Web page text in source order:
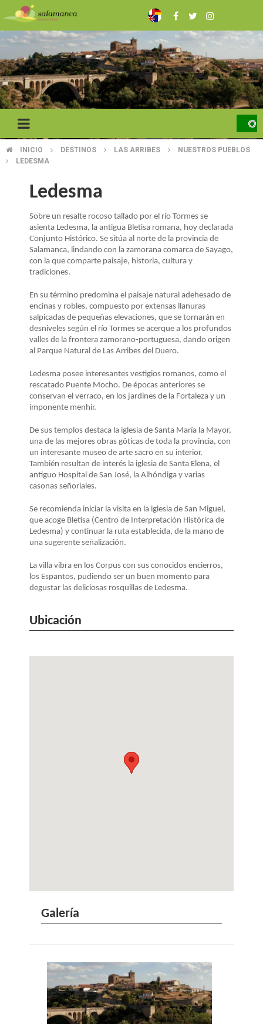
Pasar
al
contenido
principal
SOBRESCRIBIR
AYUDA
INICIO DESTINOS LAS ARRIBES
NUESTROS PUEBLOS
LEDESMA
Ledesma
Sobre un resalte rocoso tallado por el río Tormes se
asienta Ledesma, la antigua Bletisa romana, hoy declarada
Conjunto Histórico. Se sitúa al norte de la provincia de
Salamanca, lindando con la zamorana comarca de Sayago,
con la que comparte paisaje, historia, cultura y
tradiciones.
En su término predomina el paisaje natural adehesado de
encinas y robles, compuesto por extensas llanuras
salpicadas de pequeñas elevaciones, que se tornarán en
desniveles según el río Tormes se acerque a los profundos
valles de la frontera zamorano-portuguesa, dando origen
al Parque Natural de Las Arribes del Duero.
Ledesma posee interesantes vestigios romanos, como el
rescatado Puente Mocho. De épocas anteriores se
conservan el verraco, en los jardines de la Fortaleza y un
imponente menhir.
De sus templos destaca la iglesia de Santa María la Mayor,
una de las mejores obras góticas de toda la provincia, con
un interesante museo de arte sacro en su interior.
También resultan de interés la iglesia de Santa Elena, el
antiguo Hospital de San José, la Alhóndiga y varias
casonas señoriales.
Se recomienda iniciar la visita en la iglesia de San Miguel,
que acoge Bletisa (Centro de Interpretación Histórica de
Ledesma) y continuar la ruta establecida, de la mano de
una sugerente señalización.
La villa vibra en los Corpus con sus conocidos encierros,
los Espantos, pudiendo ser un buen momento para
degustar las deliciosas rosquillas de Ledesma.
Ubicación
Galería